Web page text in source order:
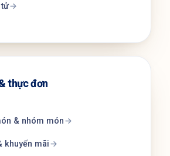
tử
thực đơn
& nhóm món
khuyến mãi